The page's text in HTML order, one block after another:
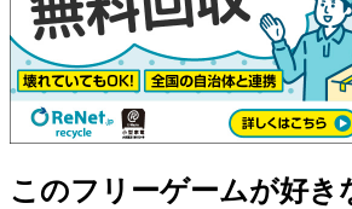
このフリーゲームが好き